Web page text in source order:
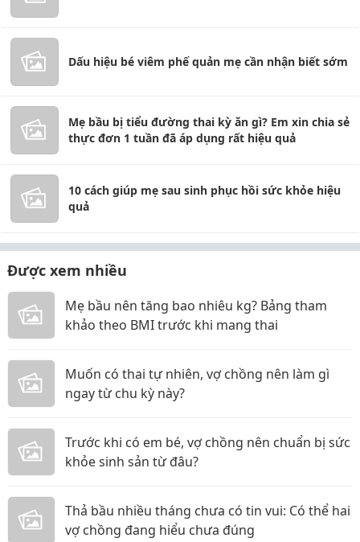
Dấu hiệu bé viêm phế quản mẹ cần nhận biết sớm
Mẹ bầu bị tiểu đường thai kỳ ăn gì? Em xin chia sẻ
thực đơn 1 tuần đã áp dụng rất hiệu quả
10 cách giúp mẹ sau sinh phục hồi sức khỏe hiệu
quả
Được xem nhiều
Mẹ bầu nên tăng bao nhiêu kg? Bảng tham
khảo theo BMI trước khi mang thai
Muốn có thai tự nhiên, vợ chồng nên làm gì
ngay từ chu kỳ này?
Trước khi có em bé, vợ chồng nên chuẩn bị sức
khỏe sinh sản từ đâu?
Thả bầu nhiều tháng chưa có tin vui: Có thể hai
vợ chồng đang hiểu chưa đúng